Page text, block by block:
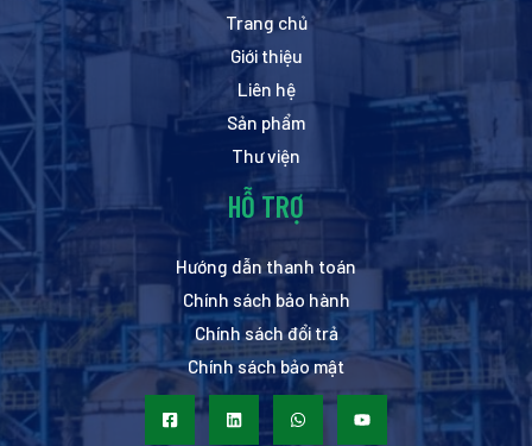
Trang chủ
Giới thiệu
Liên hệ
Sản phẩm
Thư viện
HỖ TRỢ
Hướng dẫn thanh toán
Chính sách bảo hành
Chính sách đổi trả
Chính sách bảo mật